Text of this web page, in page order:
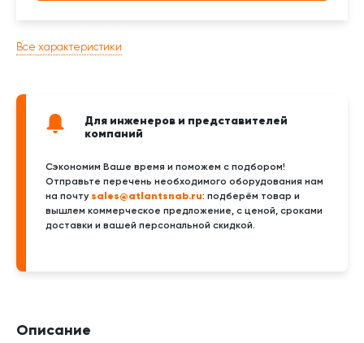
Все характеристики
Для инженеров и представителей
компаний
Сэкономим Ваше время и поможем с подбором!
Отправьте перечень необходимого оборудования нам
на почту sales@atlantsnab.ru: подберём товар и
вышлем коммерческое предложение, с ценой, сроками
доставки и вашей персональной скидкой.
Описание